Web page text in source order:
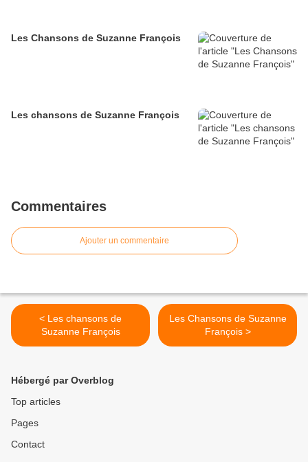
Les Chansons de Suzanne François
Les chansons de Suzanne François
Commentaires
Ajouter un commentaire
< Les chansons de
Suzanne François
Les Chansons de Suzanne
François >
Hébergé par Overblog
Top articles
Pages
Contact